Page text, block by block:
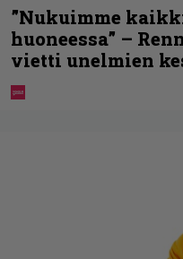
”Nukuimme
huoneessa” –
vietti unelmien